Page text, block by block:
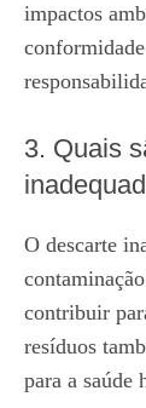
impactos
3. Quais
O descarte
contribuir
resíduos
para a saúde